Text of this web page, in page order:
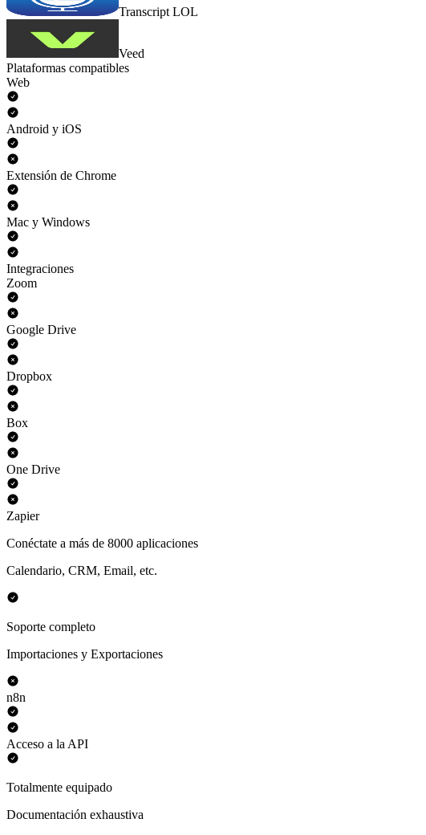
Transcript LOL
Veed
Plataformas compatibles
Web
Android y iOS
Extensión de Chrome
Mac y Windows
Integraciones
Zoom
Google Drive
Dropbox
Box
One Drive
Zapier
Conéctate a más de 8000 aplicaciones
Calendario, CRM, Email, etc.
Soporte completo
Importaciones y Exportaciones
n8n
Acceso a la API
Totalmente equipado
Documentación exhaustiva